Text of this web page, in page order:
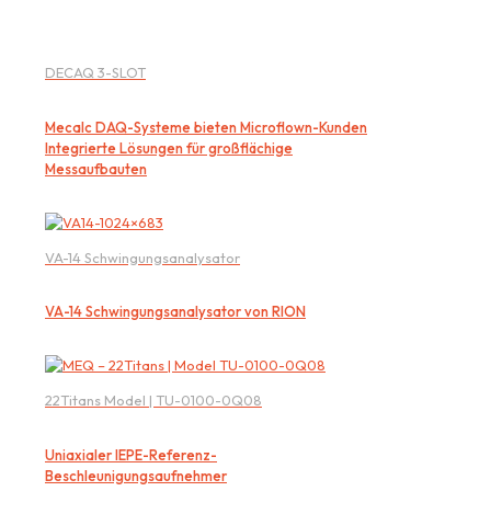
DECAQ 3-SLOT
Mecalc DAQ-Systeme bieten Microflown-Kunden
Integrierte Lösungen für großflächige
Messaufbauten
VA-14 Schwingungsanalysator
VA-14 Schwingungsanalysator von RION
22Titans Model | TU-0100-0Q08
Uniaxialer IEPE-Referenz-
Beschleunigungsaufnehmer